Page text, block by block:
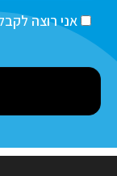
e
ס
כ
ה
אני רוצה